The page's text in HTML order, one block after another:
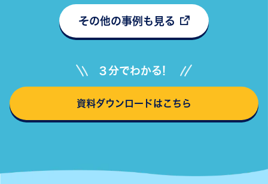
その他の事例も見る
３分でわかる!
資料ダウンロードはこちら